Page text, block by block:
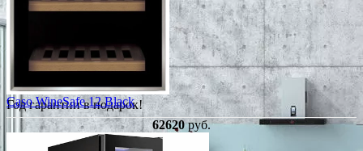
Год гарантии в подарок!
Caso WineSafe 12 Black
62620 руб.